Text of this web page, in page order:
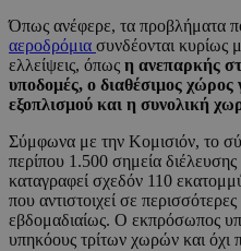
Όπως ανέφερε, τα προβλήματα
αεροδρόμια συνδέονται κυρίως
ελλείψεις, όπως η ανεπαρκής
υποδομές, ο διαθέσιμος χώρος
εξοπλισμού και η συνολική
Σύμφωνα με την Κομισιόν, το
περίπου 1.500 σημεία
καταγραφεί σχεδόν 110
που αντιστοιχεί σε
εβδομαδιαίως. Ο εκπρόσωπος
υπηκόους τρίτων χωρών και όχι